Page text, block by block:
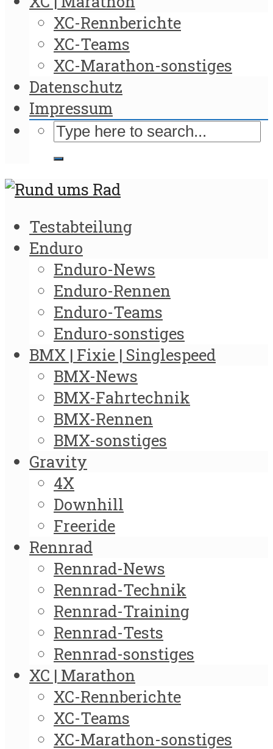
XC-Rennberichte
XC-Teams
XC-Marathon-sonstiges
Datenschutz
Impressum
Testabteilung
Enduro
Enduro-News
Enduro-Rennen
Enduro-Teams
Enduro-sonstiges
BMX | Fixie | Singlespeed
BMX-News
BMX-Fahrtechnik
BMX-Rennen
BMX-sonstiges
Gravity
4X
Downhill
Freeride
Rennrad
Rennrad-News
Rennrad-Technik
Rennrad-Training
Rennrad-Tests
Rennrad-sonstiges
XC | Marathon
XC-Rennberichte
XC-Teams
XC-Marathon-sonstiges